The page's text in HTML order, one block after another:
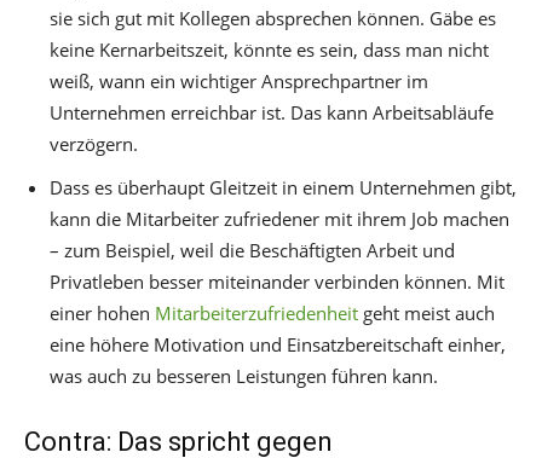
sie sich gut mit Kollegen absprechen können. Gäbe es
keine Kernarbeitszeit, könnte es sein, dass man nicht
weiß, wann ein wichtiger Ansprechpartner im
Unternehmen erreichbar ist. Das kann Arbeitsabläufe
verzögern.
Dass es überhaupt Gleitzeit in einem Unternehmen gibt,
kann die Mitarbeiter zufriedener mit ihrem Job machen
– zum Beispiel, weil die Beschäftigten Arbeit und
Privatleben besser miteinander verbinden können. Mit
einer hohen Mitarbeiterzufriedenheit geht meist auch
eine höhere Motivation und Einsatzbereitschaft einher,
was auch zu besseren Leistungen führen kann.
Contra: Das spricht gegen